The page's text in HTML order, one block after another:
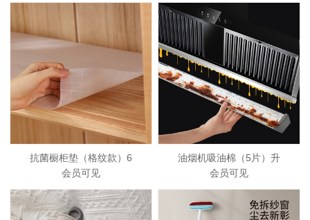
抗菌橱柜垫（格纹款）6
会员可见
油烟机吸油棉（5片）升
会员可见